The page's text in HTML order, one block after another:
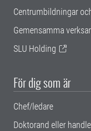
Centrumbildningar
Gemensamma
SLU Holding
För dig som är
Chef/ledare
Doktorand eller